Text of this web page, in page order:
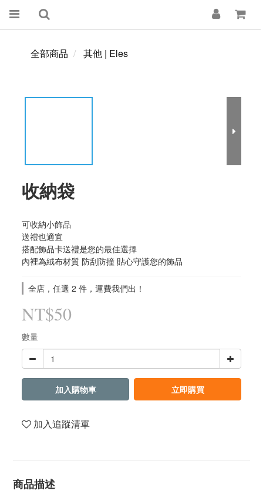
全部商品 其他 | Eles
收納袋
可收納小飾品
送禮也適宜
搭配飾品卡送禮是您的最佳選擇
內裡為絨布材質 防刮防撞 貼心守護您的飾品
全店，任選 2 件，運費我們出！
NT$50
數量
加入購物車 立即購買
加入追蹤清單
商品描述